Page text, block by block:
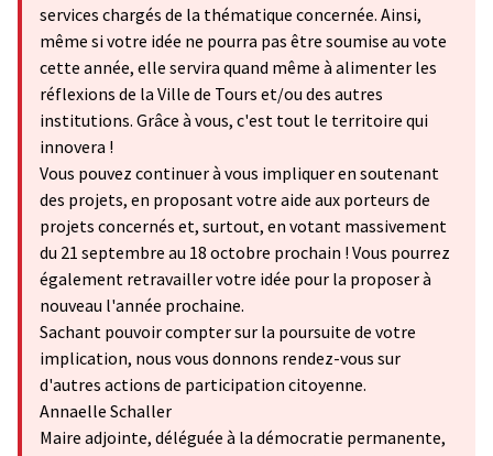
services chargés de la thématique concernée. Ainsi,
même si votre idée ne pourra pas être soumise au vote
cette année, elle servira quand même à alimenter les
réflexions de la Ville de Tours et/ou des autres
institutions. Grâce à vous, c'est tout le territoire qui
innovera !
Vous pouvez continuer à vous impliquer en soutenant
des projets, en proposant votre aide aux porteurs de
projets concernés et, surtout, en votant massivement
du 21 septembre au 18 octobre prochain ! Vous pourrez
également retravailler votre idée pour la proposer à
nouveau l'année prochaine.
Sachant pouvoir compter sur la poursuite de votre
implication, nous vous donnons rendez-vous sur
d'autres actions de participation citoyenne.
Annaelle Schaller
Maire adjointe, déléguée à la démocratie permanente,